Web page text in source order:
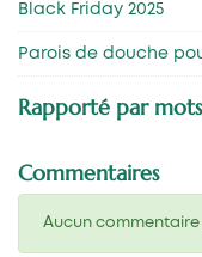
Black Friday 2025
Parois de douche
Rapporté par
Commentaires
Aucun